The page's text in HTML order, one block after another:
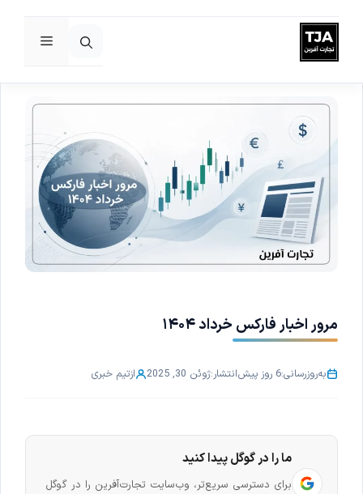
پرش
به
فهرست
مرور اخبار فارکس خرداد ۱۴۰۴
به‌روزرسانی:6 روز پیش انتشار:ژوئن 30, 2025 ازتیم خبری
ما را در گوگل پیدا کنید
برای دسترسی سریع‌تر، وب‌سایت تجارت‌آفرین را در گوگل